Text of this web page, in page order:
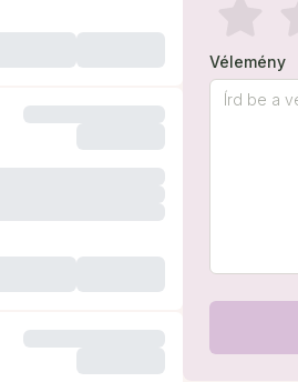
Vélemény